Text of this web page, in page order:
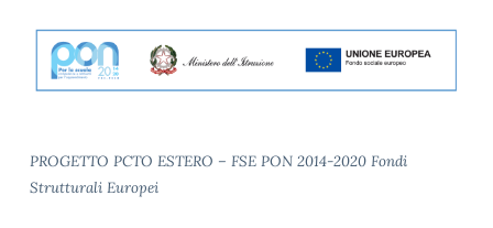
PROGETTO PCTO ESTERO – FSE PON 2014-2020 Fondi
Strutturali Europei